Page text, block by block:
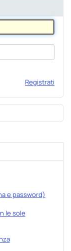
Registrati
e password)
le sole